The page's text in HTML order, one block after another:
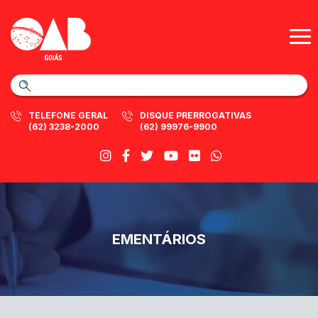
TELEFONE GERAL
(62) 3238-2000
DISQUE PRERROGATIVAS
(62) 99976-9900
EMENTÁRIOS